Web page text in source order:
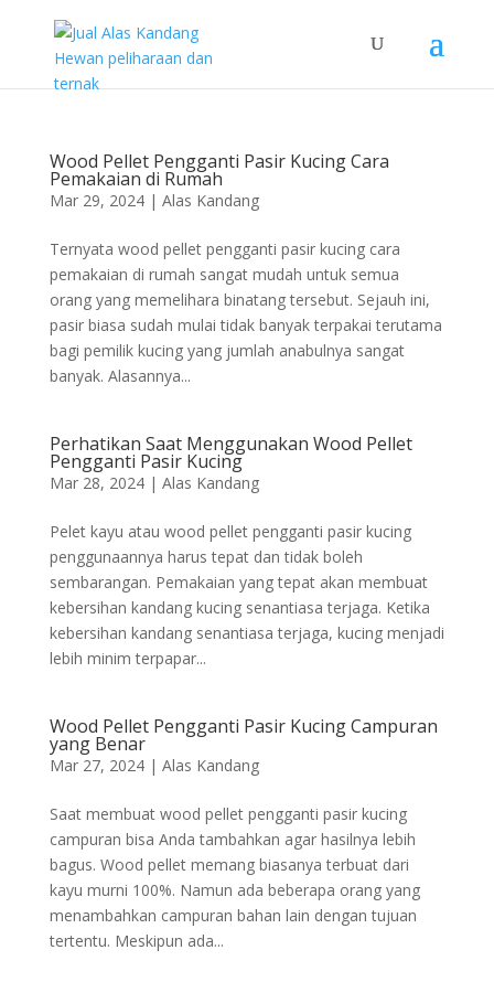
Wood Pellet Pengganti Pasir Kucing Cara
Pemakaian di Rumah
Mar 29, 2024| Alas Kandang
Ternyata wood pellet pengganti pasir kucing cara
pemakaian di rumah sangat mudah untuk semua
orang yang memelihara binatang tersebut. Sejauh ini,
pasir biasa sudah mulai tidak banyak terpakai terutama
bagi pemilik kucing yang jumlah anabulnya sangat
banyak. Alasannya...
Perhatikan Saat Menggunakan Wood Pellet
Pengganti Pasir Kucing
Mar 28, 2024| Alas Kandang
Pelet kayu atau wood pellet pengganti pasir kucing
penggunaannya harus tepat dan tidak boleh
sembarangan. Pemakaian yang tepat akan membuat
kebersihan kandang kucing senantiasa terjaga. Ketika
kebersihan kandang senantiasa terjaga, kucing menjadi
lebih minim terpapar...
Wood Pellet Pengganti Pasir Kucing Campuran
yang Benar
Mar 27, 2024| Alas Kandang
Saat membuat wood pellet pengganti pasir kucing
campuran bisa Anda tambahkan agar hasilnya lebih
bagus. Wood pellet memang biasanya terbuat dari
kayu murni 100%. Namun ada beberapa orang yang
menambahkan campuran bahan lain dengan tujuan
tertentu. Meskipun ada...